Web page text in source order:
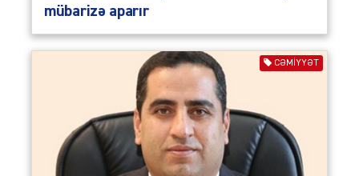
mübarizə aparır
CƏMIYYƏT